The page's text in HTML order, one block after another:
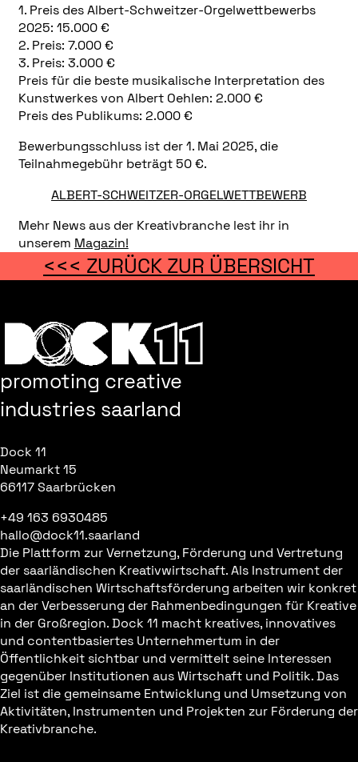
1. Preis des Albert-Schweitzer-Orgelwettbewerbs
2025: 15.000 €
2. Preis: 7.000 €
3. Preis: 3.000 €
Preis für die beste musikalische Interpretation des
Kunstwerkes von Albert Oehlen: 2.000 €
Preis des Publikums: 2.000 €
Bewerbungsschluss ist der 1. Mai 2025, die
Teilnahmegebühr beträgt 50 €.
ALBERT-SCHWEITZER-ORGELWETTBEWERB
Mehr News aus der Kreativbranche lest ihr in
unserem Magazin!
<<< ZURÜCK ZUR ÜBERSICHT
promoting creative
industries saarland
Dock 11
Neumarkt 15
66117 Saarbrücken
+49 163 6930485
hallo@dock11.saarland
Die Plattform zur Vernetzung, Förderung und Vertretung
der saarländischen Kreativwirtschaft. Als Instrument der
saarländischen Wirtschaftsförderung arbeiten wir konkret
an der Verbesserung der Rahmenbedingungen für Kreative
in der Großregion. Dock 11 macht kreatives, innovatives
und contentbasiertes Unternehmertum in der
Öffentlichkeit sichtbar und vermittelt seine Interessen
gegenüber Institutionen aus Wirtschaft und Politik. Das
Ziel ist die gemeinsame Entwicklung und Umsetzung von
Aktivitäten, Instrumenten und Projekten zur Förderung der
Kreativbranche.